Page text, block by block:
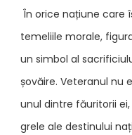
În orice națiune care
temeliile morale,
un simbol al
șovăire. Veteranul nu
unul dintre făuritorii
grele ale destinului